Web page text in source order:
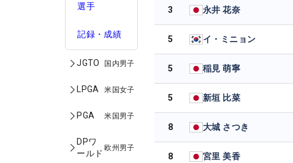
選手
記録・成績
JGTO 国内男子
LPGA 米国女子
PGA 米国男子
DPワ
ールド
欧州男子
3 永井 花奈
5 イ・ミニョン
5 稲見 萌寧
5 新垣 比菜
8 大城 さつき
8 宮里 美香